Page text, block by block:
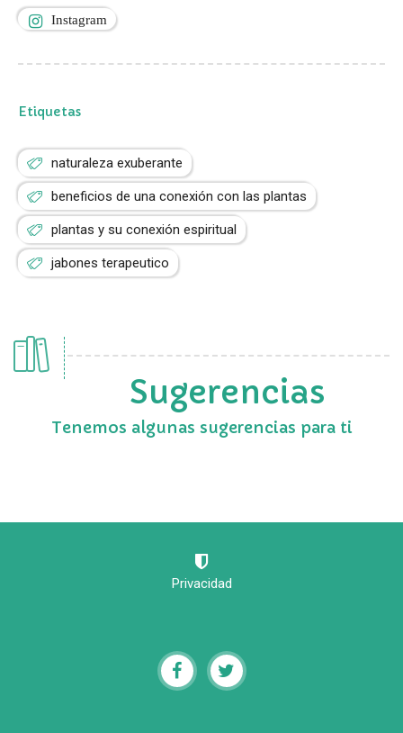
Instagram
Etiquetas
naturaleza exuberante
beneficios de una conexión con las plantas
plantas y su conexión espiritual
jabones terapeutico
Sugerencias
Tenemos algunas sugerencias para ti
Privacidad